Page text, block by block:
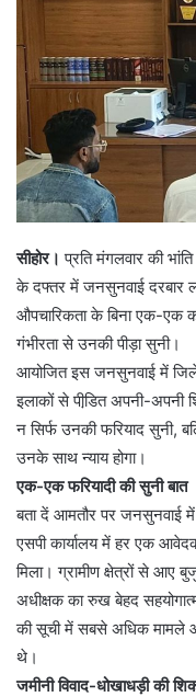
सीहोर। प्रति मंगलवार की
के दफ्तर में जनसुनवाई दरबार
औपचारिकता के बिना एक-एक
गंभीरता से उनकी पीड़ा सुनी।
आयोजित इस जनसुनवाई में
इलाकों से पीडि़त अपनी-
न सिर्फ उनकी फरियाद सुनी,
उनके साथ न्याय होगा।
एक-एक फरियादी की सुनी बात
बता दें आमतौर पर जनसुनवाई
एसपी कार्यालय में हर एक
मिला। ग्रामीण क्षेत्रों से आए
अधीक्षक का रुख बेहद
की सूची में सबसे अधिक मामले
थे।
जमीनी विवाद-धोखाधड़ी की